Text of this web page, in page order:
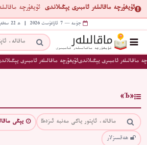
ئۇيغۇرچە ماقالىلەر ئامبىرى يېڭىلاندى ئۇيغۇرچە
جۈمە — 7 ئاۋغۇست 2026 | ھ 22 سەفەر 1448
ماقالىلەر ئامبىرى يېڭىلاندىئۇيغۇرچە ماقالىلەر ئامبىرى
«Ъ»
يېڭى
ھەقسىزلار